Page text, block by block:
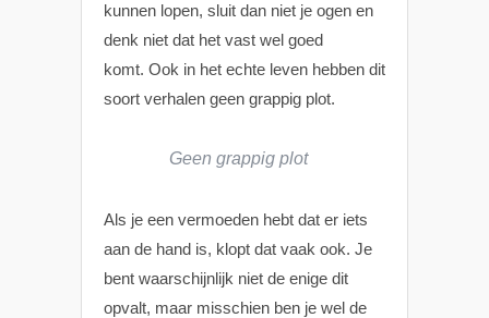
kunnen lopen, sluit dan niet je ogen en
denk niet dat het vast wel goed
komt. Ook in het echte leven hebben dit
soort verhalen geen grappig plot.
Geen grappig plot
Als je een vermoeden hebt dat er iets
aan de hand is, klopt dat vaak ook. Je
bent waarschijnlijk niet de enige dit
opvalt, maar misschien ben je wel de